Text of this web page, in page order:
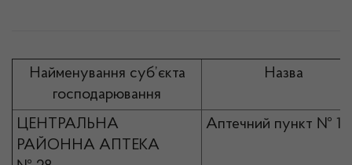
Найменування суб’єкта
господарювання
Назва
ЦЕНТРАЛЬНА
РАЙОННА АПТЕКА
Аптечний пункт № 1